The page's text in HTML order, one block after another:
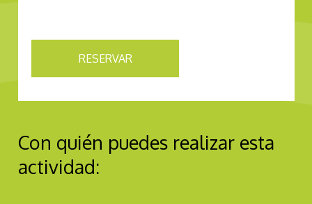
RESERVAR
Con quién puedes realizar esta
actividad: